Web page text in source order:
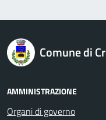
logo Unione Europea
Comune di
AMMINISTRAZIONE
Organi di governo